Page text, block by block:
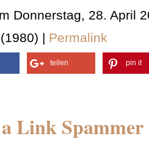
Donnerstag, 28. April
(1980) | Permalink
teilen pin it
Link Spammer